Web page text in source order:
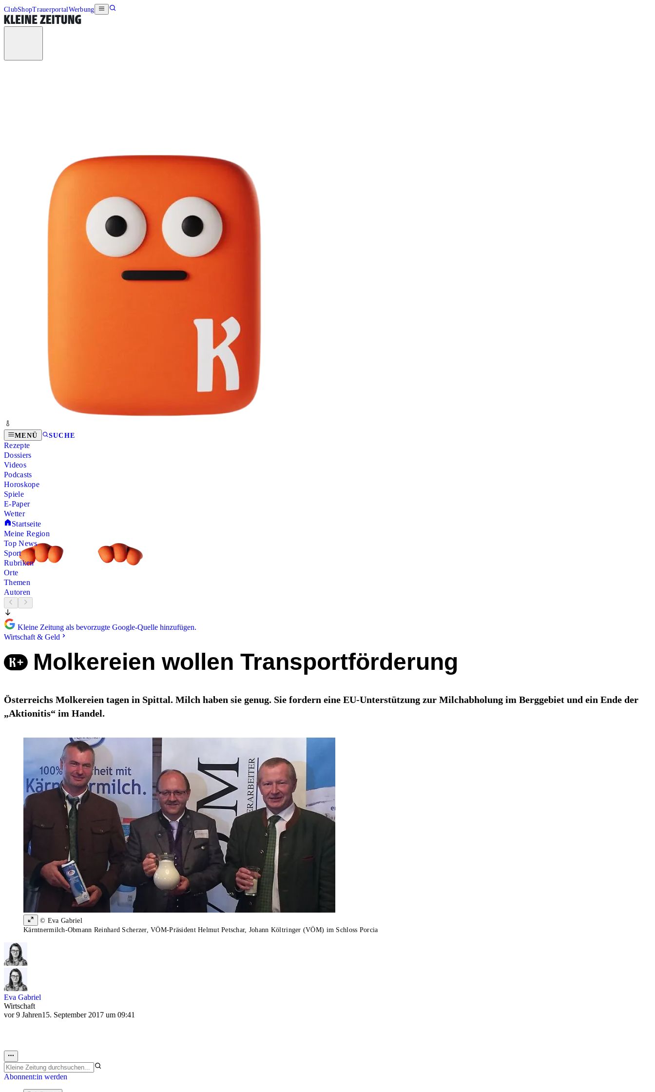
ClubShopTrauerportalWerbung
MENÜ SUCHE
Rezepte
Dossiers
Videos
Podcasts
Horoskope
Spiele
E-Paper
Wetter
Startseite
Meine Region
Top News
Sport
Rubriken
Orte
Themen
Autoren
Kleine Zeitung als bevorzugte Google-Quelle hinzufügen.
Wirtschaft & Geld
Molkereien wollen Transportförderung
Österreichs Molkereien tagen in Spittal. Milch haben sie genug. Sie fordern eine EU-Unterstützung zur Milchabholung im Berggebiet und ein Ende der
„Aktionitis“ im Handel.
© Eva Gabriel
Kärntnermilch-Obmann Reinhard Scherzer, VÖM-Präsident Helmut Petschar, Johann Költringer (VÖM) im Schloss Porcia
Eva Gabriel
Wirtschaft
vor 9 Jahren15. September 2017 um 09:41
Abonnent:in werden